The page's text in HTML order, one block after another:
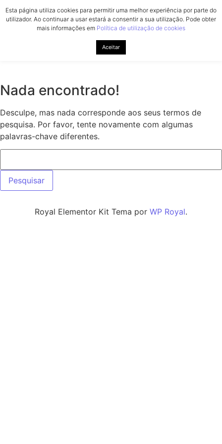
Ir para o conteúdo
Nada encontrado!
Desculpe, mas nada corresponde aos seus termos de
pesquisa. Por favor, tente novamente com algumas
palavras-chave diferentes.
Pesquisar por:
Royal Elementor Kit Tema por WP Royal.
Esta página utiliza cookies para permitir uma melhor experiência por parte do
utilizador. Ao continuar a usar estará a consentir a sua utilização. Pode obter
mais informações em Política de utilização de cookies
Aceitar